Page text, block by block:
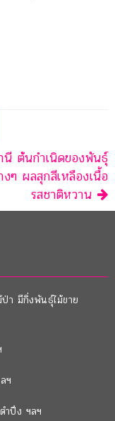
นี ต้นกำเนิดของพันธุ์
งๆ ผลสุกสีเหลืองเนื้อ
รสชาติหวาน
า มีกิ่งพันธุ์ไม้ขาย
ฯ
ำปึง ฯลฯ